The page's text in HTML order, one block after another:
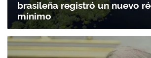
brasileña registró un nuevo
mínimo